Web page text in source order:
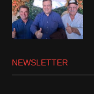
NEWSLETTER